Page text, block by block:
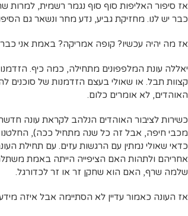
אז סיפור האליפות סוף סוף נגמר רשמית, למרות
כבר יש לנו. מחזיקת גביע, נדע מחר ונשאר גם
אז מה יהיה עכשיו? קופה אמריקה? באמת אני
יאללה עונת המלפפונים מתחילה, כמה כיף.
קצוות תבל. או שאולי בעצם הזדמנות של סוכנים
האוהדים, לא אומרים כלום.
כשירות לציבור האוהדים הנלהב לקראת עונה
מכבי חיפה, אבל זה כל שנה מתחיל ככה), החלטנו
כדאי שאולי נמתין עם הרגשות עזים. עם תחילת
אחריהם ולתהות האם הציפייה הייתה באמת
שלמה שרף, האם הוא שחקן זר או זר לכדורגל.
אז העונה כאמור עדיין לא הסתיימה אבל איזה